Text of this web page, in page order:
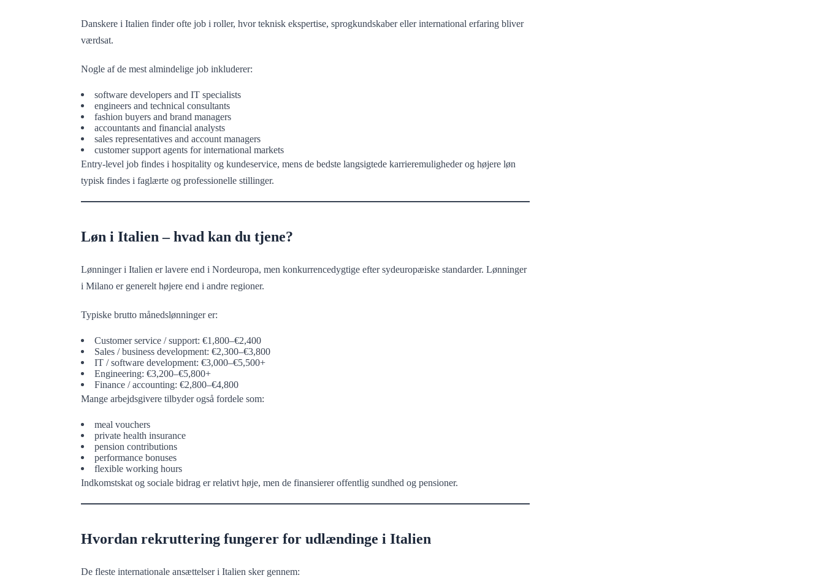
Danskere i Italien finder ofte job i roller, hvor teknisk ekspertise, sprogkundskaber eller international erfaring bliver
værdsat.
Nogle af de mest almindelige job inkluderer:
software developers and IT specialists
engineers and technical consultants
fashion buyers and brand managers
accountants and financial analysts
sales representatives and account managers
customer support agents for international markets
Entry-level job findes i hospitality og kundeservice, mens de bedste langsigtede karrieremuligheder og højere løn
typisk findes i faglærte og professionelle stillinger.
Løn i Italien – hvad kan du tjene?
Lønninger i Italien er lavere end i Nordeuropa, men konkurrencedygtige efter sydeuropæiske standarder. Lønninger
i Milano er generelt højere end i andre regioner.
Typiske brutto månedslønninger er:
Customer service / support: €1,800–€2,400
Sales / business development: €2,300–€3,800
IT / software development: €3,000–€5,500+
Engineering: €3,200–€5,800+
Finance / accounting: €2,800–€4,800
Mange arbejdsgivere tilbyder også fordele som:
meal vouchers
private health insurance
pension contributions
performance bonuses
flexible working hours
Indkomstskat og sociale bidrag er relativt høje, men de finansierer offentlig sundhed og pensioner.
Hvordan rekruttering fungerer for udlændinge i Italien
De fleste internationale ansættelser i Italien sker gennem: